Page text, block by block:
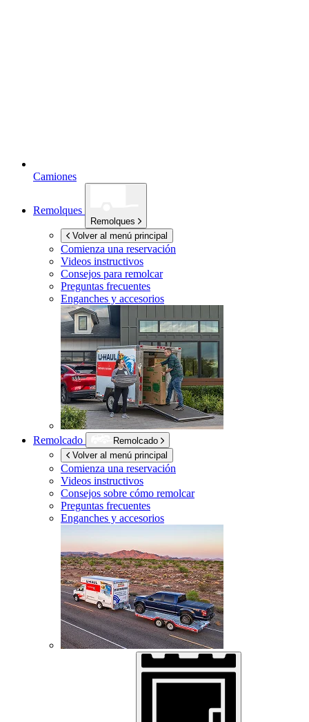
Camiones
Remolques
Remolques
Volver al menú principal
Comienza una reservación
Videos instructivos
Consejos para remolcar
Preguntas frecuentes
Enganches y accesorios
Remolcado
Remolcado
Volver al menú principal
Comienza una reservación
Videos instructivos
Consejos sobre cómo remolcar
Preguntas frecuentes
Enganches y accesorios